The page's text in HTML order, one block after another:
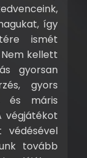
így
ismét
kellett
gyorsan
gyors
és máris
végjátékot
tovább